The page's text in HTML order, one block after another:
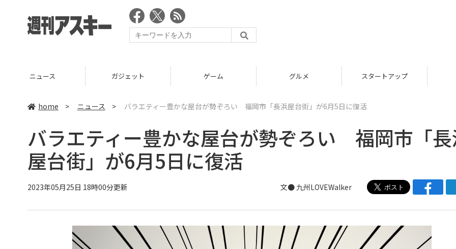
ニュース ガジェット ゲーム グルメ スタートアップ
home > ニュース > バラエティー豊かな屋台が勢ぞろい 福岡市「長浜屋台街」が6月5日に復活
バラエティー豊かな屋台が勢ぞろい 福岡市「
屋台街」が6月5日に復活
2023年05月25日 18時00分更新 文● 九州LOVEWalker